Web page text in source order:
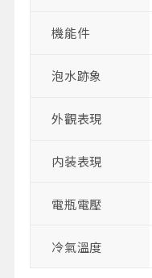
機能件
泡水跡象
外觀表現
内装表現
電瓶電壓
冷氣溫度